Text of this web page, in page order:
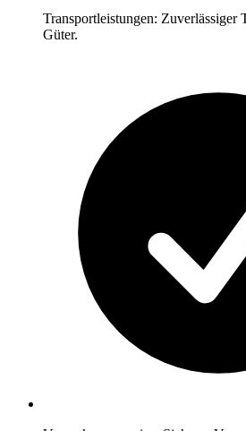
Transportleistungen: Zuverlässiger
Güter.